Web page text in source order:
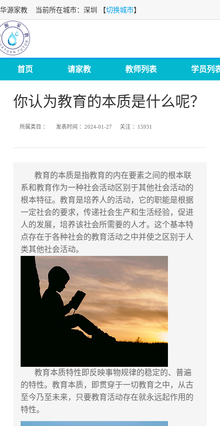
华源家教 当前所在城市：深圳 【切换城市】
首页 请家教 教师列表 学员列
你认为教育的本质是什么呢？
所属类目 ： 发表时间 ：2024-01-27 关注 ： 15931
教育的本质是指教育的内在要素之间的根本联
系和教育作为一种社会活动区别于其他社会活动的
根本特征。教育是培养人的活动，它的职能是根据
一定社会的要求，传递社会生产和生活经验，促进
人的发展，培养该社会所需要的人才。这个基本特
点存在于各种社会的教育活动之中并使之区别于人
类其他社会活动。
教育本质特性即反映事物规律的稳定的、普遍
的特性。教育本质，即贯穿于一切教育之中，从古
至今乃至未来，只要教育活动存在就永远起作用的
特性。